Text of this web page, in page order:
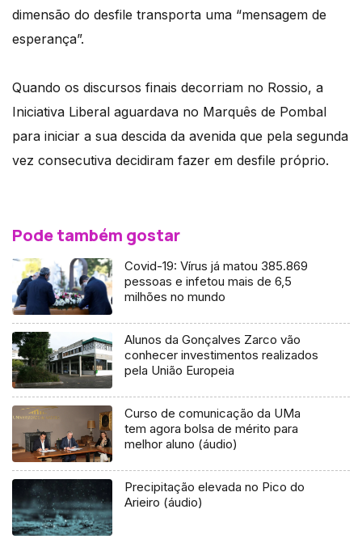
dimensão do desfile transporta uma “mensagem de
esperança”.
Quando os discursos finais decorriam no Rossio, a
Iniciativa Liberal aguardava no Marquês de Pombal
para iniciar a sua descida da avenida que pela segunda
vez consecutiva decidiram fazer em desfile próprio.
Pode também gostar
Covid-19: Vírus já matou 385.869
pessoas e infetou mais de 6,5
milhões no mundo
Alunos da Gonçalves Zarco vão
conhecer investimentos realizados
pela União Europeia
Curso de comunicação da UMa
tem agora bolsa de mérito para
melhor aluno (áudio)
Precipitação elevada no Pico do
Arieiro (áudio)